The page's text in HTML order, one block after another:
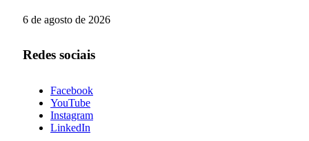
6 de agosto de 2026
Redes sociais
Facebook
YouTube
Instagram
LinkedIn